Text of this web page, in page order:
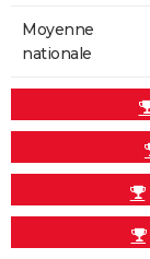
Moyenne
nationale